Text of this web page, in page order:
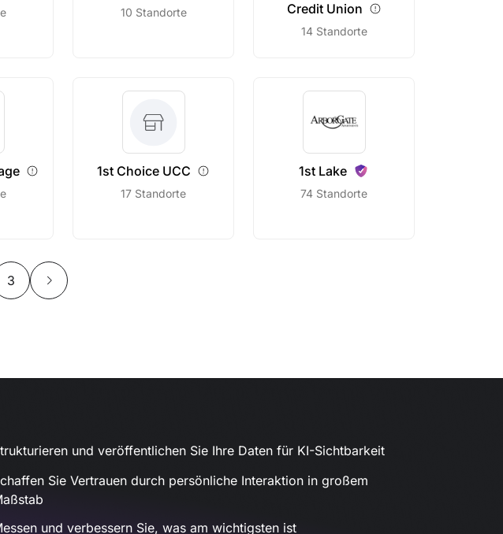
10 Standorte
Credit Union
14 Standorte
1st Choice UCC
17 Standorte
1st Lake
74 Standorte
3
und veröffentlichen Sie Ihre Daten für KI-Sichtbarkeit
Sie Vertrauen durch persönliche Interaktion in großem
und verbessern Sie, was am wichtigsten ist